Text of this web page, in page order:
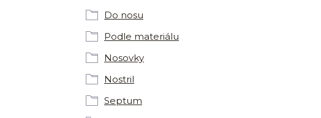
Do nosu
Podle materiálu
Nosovky
Nostril
Septum